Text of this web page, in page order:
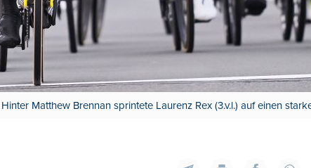
Hinter Matthew Brennan sprintete Laurenz Rex (3.v.l.) auf einen